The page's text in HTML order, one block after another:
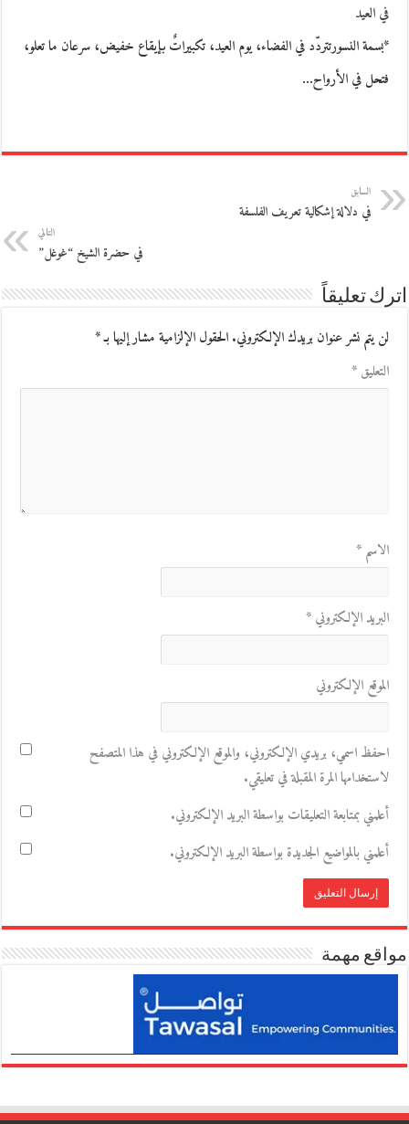
في العيد
*بسمة النسورتتردّد في الفضاء، يوم العيد، تكبيراتٌ بإيقاع خفيض، سرعان ما تعلو،
فتحل في الأرواح…
السابق
في دلالة إشكالية تعريف الفلسفة
التالي
في حضرة الشيخ “غوغل”
اترك تعليقاً
لن يتم نشر عنوان بريدك الإلكتروني.الحقول الإلزامية مشار إليها بـ*
التعليق*
الاسم*
البريد الإلكتروني*
الموقع الإلكتروني
احفظ اسمي، بريدي الإلكتروني، والموقع الإلكتروني في هذا المتصفح
لاستخدامها المرة المقبلة في تعليقي.
أعلمني بمتابعة التعليقات بواسطة البريد الإلكتروني.
أعلمني بالمواضيع الجديدة بواسطة البريد الإلكتروني.
مواقع مهمة